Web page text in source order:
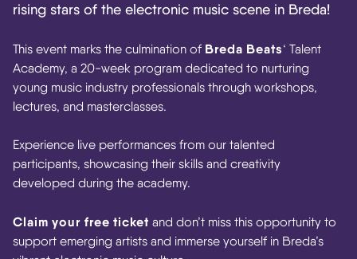
rising stars of the electronic music scene in Breda!
This event marks the culmination of Breda Beats‘ Talent
Academy, a 20-week program dedicated to nurturing
young music industry professionals through workshops,
lectures, and masterclasses.
Experience live performances from our talented
participants, showcasing their skills and creativity
developed during the academy.
Claim your free ticket and don’t miss this opportunity to
support emerging artists and immerse yourself in Breda’s